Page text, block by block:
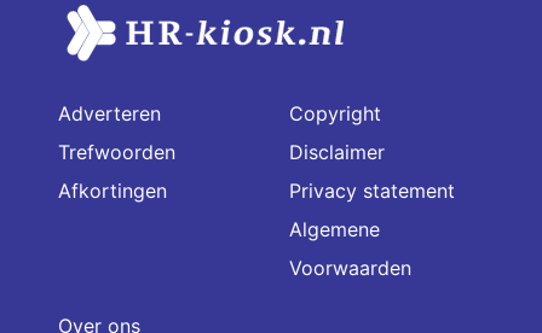
Adverteren
Trefwoorden
Afkortingen
Copyright
Disclaimer
Privacy statement
Algemene
Voorwaarden
Over ons